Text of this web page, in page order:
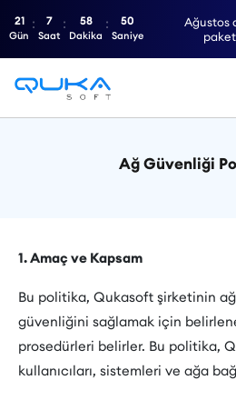
Ağustos
21
Gün
7
Saat
58
Dakika
50
Saniye
Ağ Güvenliği
1. Amaç ve Kapsam
Bu politika, Qukasoft şirketinin ağ
güvenliğini sağlamak için
prosedürleri belirler. Bu politika,
kullanıcıları, sistemleri ve ağa